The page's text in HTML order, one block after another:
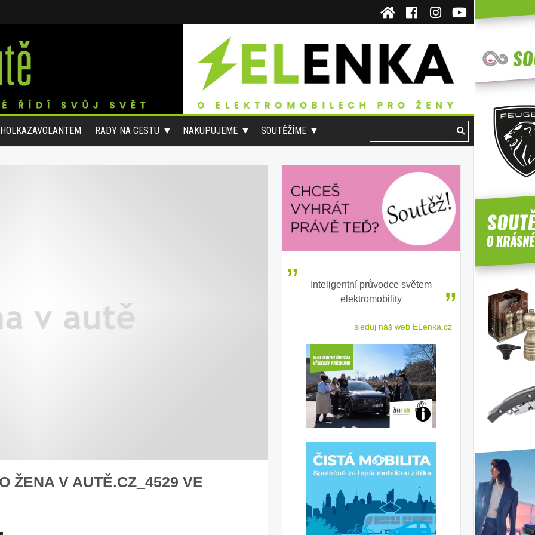
RADY NA CESTU NAKUPUJEME SOUTĚŽÍME
ŽENA V AUTĚ.CZ_4529 VE
rady na cestu
Inteligentní průvodce světem
elektromobility
sleduj náš web ELenka.cz
Jaké
ženy-
řidičky